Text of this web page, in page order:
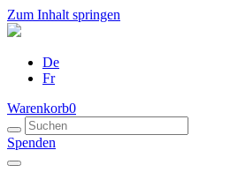
Zum Inhalt springen
De
Fr
Warenkorb0
Spenden